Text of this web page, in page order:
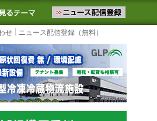
お届けします。物流ニュースメ
入りに追加 よく見るテーマ
せ ニュース配信登録（無料）